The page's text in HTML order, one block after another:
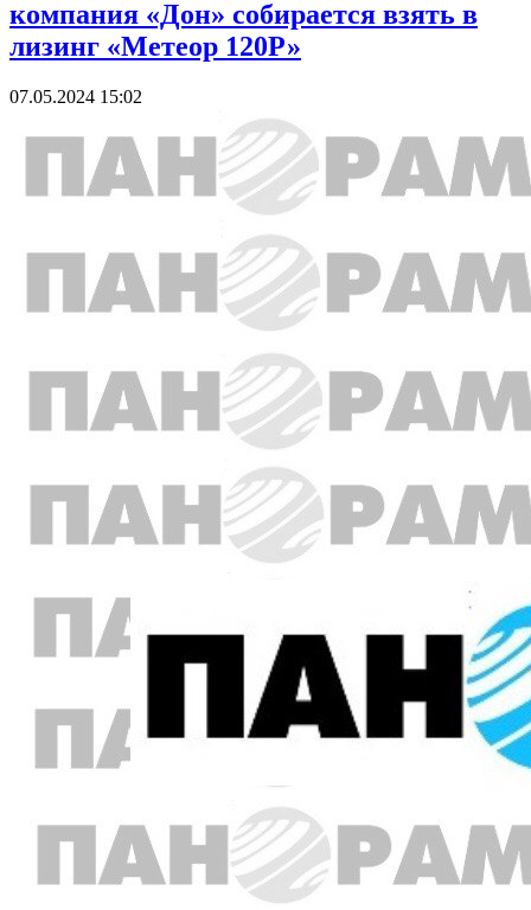
компания «Дон» собирается взять в
лизинг «Метеор 120Р»
07.05.2024 15:02